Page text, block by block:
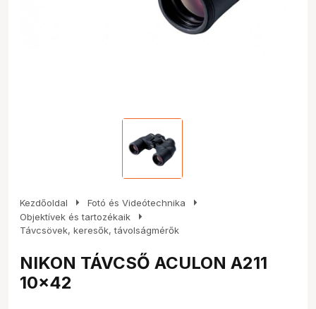
Kezdőoldal arrow_right Fotó és Videótechnika arrow_right
Objektívek és tartozékaik arrow_right
Távcsövek, keresők, távolságmérők
NIKON TÁVCSŐ ACULON A211
10x42